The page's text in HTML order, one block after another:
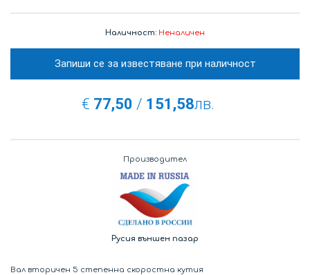
Наличност: Неналичен
Запиши се за известяване при наличност
€ 77,50 / 151,58лв.
Производител
Русия външен пазар
Вал вторичен 5 степенна скоростна кутия